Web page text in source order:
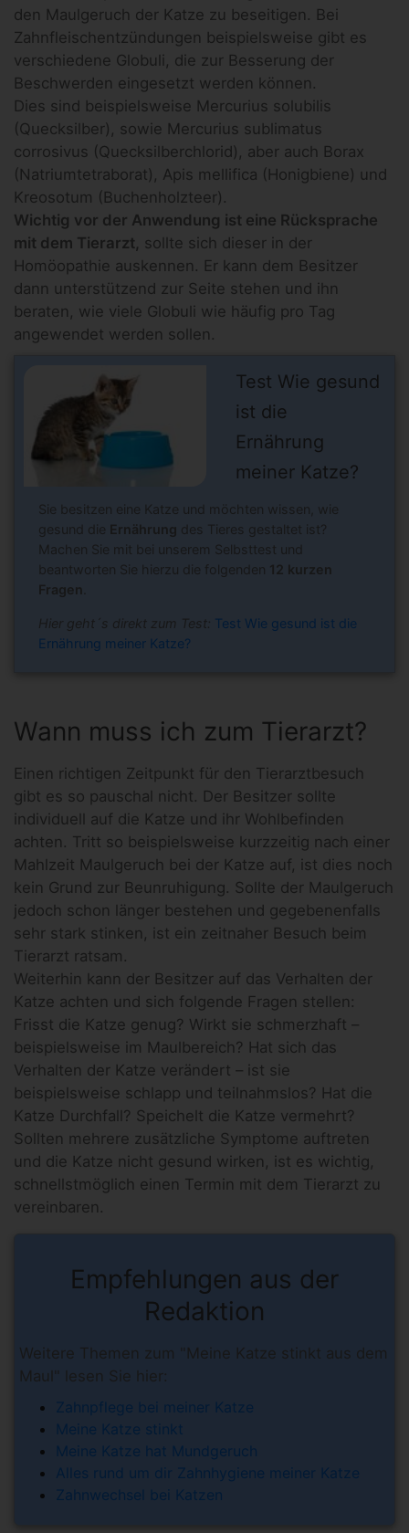
den Maulgeruch der Katze zu beseitigen. Bei
Zahnfleischentzündungen beispielsweise gibt es
verschiedene Globuli, die zur Besserung der
Beschwerden eingesetzt werden können.
Dies sind beispielsweise Mercurius solubilis
(Quecksilber), sowie Mercurius sublimatus
corrosivus (Quecksilberchlorid), aber auch Borax
(Natriumtetraborat), Apis mellifica (Honigbiene) und
Kreosotum (Buchenholzteer).
Wichtig vor der Anwendung ist eine Rücksprache
mit dem Tierarzt, sollte sich dieser in der
Homöopathie auskennen. Er kann dem Besitzer
dann unterstützend zur Seite stehen und ihn
beraten, wie viele Globuli wie häufig pro Tag
angewendet werden sollen.
Test Wie gesund
ist die
Ernährung
meiner Katze?
Sie besitzen eine Katze und möchten wissen, wie
gesund die Ernährung des Tieres gestaltet ist?
Machen Sie mit bei unserem Selbsttest und
beantworten Sie hierzu die folgenden 12 kurzen
Fragen
Hier geht´s direkt zum Test: Test Wie gesund ist die
Ernährung meiner Katze?
Wann muss ich zum Tierarzt?
Einen richtigen Zeitpunkt für den Tierarztbesuch
gibt es so pauschal nicht. Der Besitzer sollte
individuell auf die Katze und ihr Wohlbefinden
achten. Tritt so beispielsweise kurzzeitig nach einer
Mahlzeit Maulgeruch bei der Katze auf, ist dies noch
kein Grund zur Beunruhigung. Sollte der Maulgeruch
jedoch schon länger bestehen und gegebenenfalls
sehr stark stinken, ist ein zeitnaher Besuch beim
Tierarzt ratsam.
Weiterhin kann der Besitzer auf das Verhalten der
Katze achten und sich folgende Fragen stellen:
Frisst die Katze genug? Wirkt sie schmerzhaft –
beispielsweise im Maulbereich? Hat sich das
Verhalten der Katze verändert – ist sie
beispielsweise schlapp und teilnahmslos? Hat die
Katze Durchfall? Speichelt die Katze vermehrt?
Sollten mehrere zusätzliche Symptome auftreten
und die Katze nicht gesund wirken, ist es wichtig,
schnellstmöglich einen Termin mit dem Tierarzt zu
vereinbaren.
Empfehlungen aus der
Redaktion
Weitere Themen zum "Meine Katze stinkt aus dem
Maul" lesen Sie hier:
Zahnpflege bei meiner Katze
Meine Katze stinkt
Meine Katze hat Mundgeruch
Alles rund um dir Zahnhygiene meiner Katze
Zahnwechsel bei Katzen